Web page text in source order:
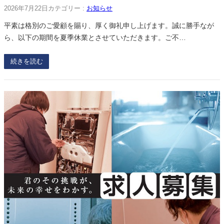
2026年7月22日 カテゴリー : お知らせ
平素は格別のご愛顧を賜り、厚く御礼申し上げます。誠に勝手なが
ら、以下の期間を夏季休業とさせていただきます。ご不…
続きを読む